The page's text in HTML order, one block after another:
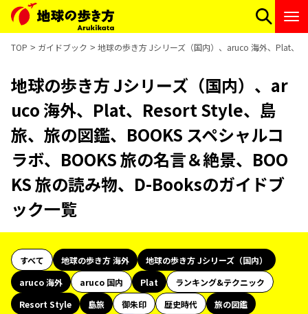
TOP ガイドブック 地球の歩き方 Jシリーズ（国内）、aruco 海外、Plat、
地球の歩き方 Jシリーズ（国内）、ar
uco 海外、Plat、Resort Style、島
旅、旅の図鑑、BOOKS スペシャルコ
ラボ、BOOKS 旅の名言＆絶景、BOO
KS 旅の読み物、D-Booksのガイドブ
ック一覧
すべて 地球の歩き方 海外
地球の歩き方 Jシリーズ（国内）
aruco 海外
aruco 国内 Plat
ランキング&テクニック
Resort Style
島旅 御朱印 歴史時代
旅の図鑑